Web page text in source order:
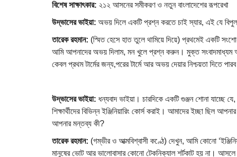
বিশেষ সাক্ষাৎকার: ২১২ আসনের সমীকরণ ও নতুন বাংলাদেশের রূপরেখা
উদ্ভাসের ভাইয়া: অভয় দিলে একটি প্রশ্ন করতে চাই স্যার, এই যে
তারেক রহমান: (স্মিত হেসে হাত তুলে থামিয়ে দিয়ে) প্রথমেই একটি
আমি আপনাদের অভয় দিলাম, মন খুলে প্রশ্ন করুন। মুক্ত সংবাদমাধ্যম
কেবল প্রথম টার্মের জন্য,পরের টার্মে আর অভয় দেয়ার নিশ্চয়তা দিতে পারব
উদ্ভাসের ভাইয়া: ধন্যবাদ ভাইয়া। চারদিকে একটি গুঞ্জন শোনা যাচ্ছে
শিক্ষার্থীদের বিভিন্ন ইঞ্জিনিয়ারিং কোর্স করাই। আমাদের ইচ্ছা ছিল
আপনার মন্তব্য কী?
তারেক রহমান: (গম্ভীর ও আত্মবিশ্বাসী কণ্ঠে) দেখুন, আমি কোনো
মানুষের ভোট আর ভালোবাসার কোনো টেকনিক্যাল শর্টকাট হয় না।